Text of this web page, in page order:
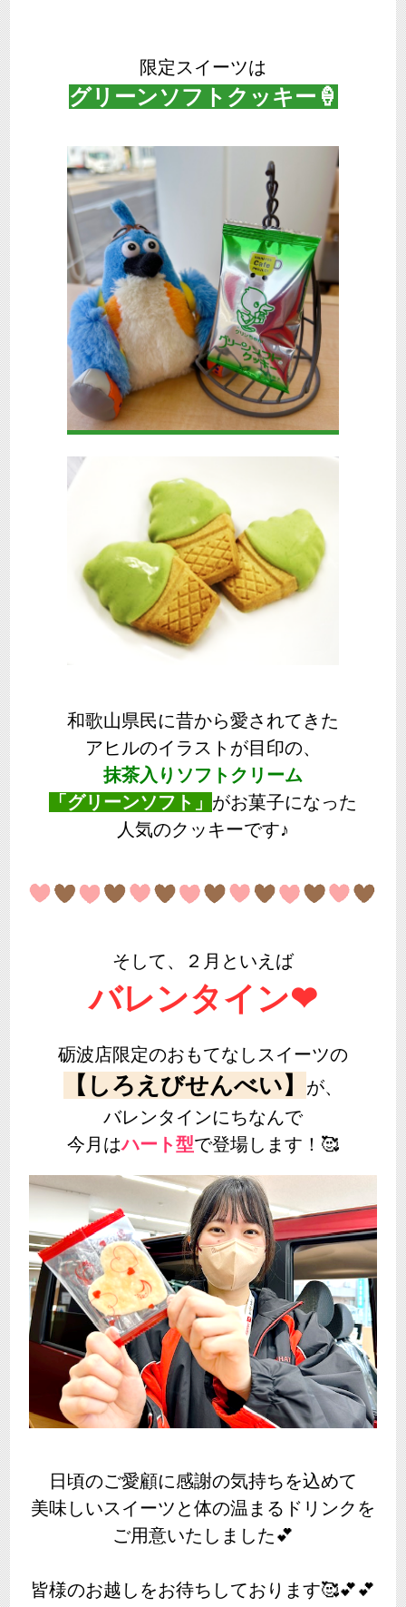
限定スイーツは
グリーンソフトクッキー🍦
和歌山県民に昔から愛されてきた
アヒルのイラストが目印の、
抹茶入りソフトクリーム
「グリーンソフト」 がお菓子になった
人気のクッキーです♪
そして、２月といえば
バレンタイン❤
砺波店限定のおもてなしスイーツの
【しろえびせんべい】
が、
バレンタインにちなんで
今月はハート型で登場します！🥰
日頃のご愛顧に感謝の気持ちを込めて
美味しいスイーツと体の温まるドリンクを
ご用意いたしました💕
皆様のお越しをお待ちしております🥰💕💕